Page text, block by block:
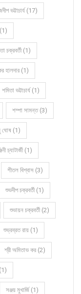
ভট্টাচার্য (17)
(1)
চক্রবর্তী (1)
হালদার (1)
শমিতা ভট্টাচার্য (1)
শম্পা সামন্ত (3)
ঘোষ (1)
চ্যাটার্জী (1)
শীতল বিশ্বাস (3)
শুভদীপ চক্রবর্তী (1)
শুভায়ন চক্রবর্তী (2)
শুভ্রব্রত রায় (1)
শ্রী অমিতাভ কর (2)
সঞ্জয় মুখার্জি (1)